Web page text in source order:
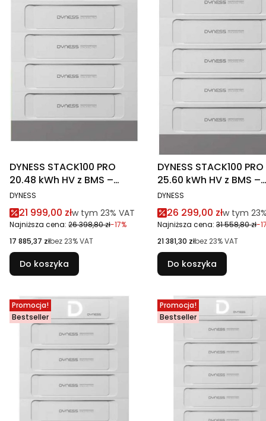
DYNESS STACK100 PRO
20.48 kWh HV z BMS –
magazyn energii LiFePO4
PRODUCENT
DYNESS
Cena promocyjna brutto
21 999,00 złw tym %s VAT
w tym 23% VAT
Najniższa cena: 26 398,80 zł-17%
Cena netto
17 885,37 złbez 23% VAT
Do koszyka
DYNESS STACK100 PRO
25.60 kWh HV z BMS –
magazyn energii
PRODUCENT
DYNESS
Cena promocyjna
26 299,00 złw tym %s
w tym
Najniższa cena: 31 558,80 zł-
Cena netto
21 381,30 złbez 23% VAT
Do koszyka
Promocja!
Bestseller
Promocja!
Bestseller